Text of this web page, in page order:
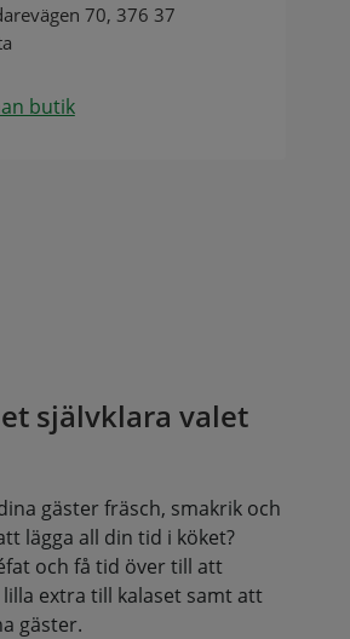
70, 376 37
butik
självklara valet
gäster fräsch, smakrik och
lägga all din tid i köket?
och få tid över till att
extra till kalaset samt att
gäster.